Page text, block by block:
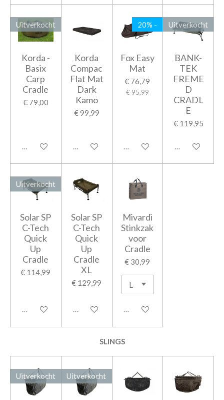
Uitverkocht
Korda -
Basix
Carp
Cradle
€ 79,00
Houd mij op de hoogte
Korda
Compac
Flat Mat
Dark
Kamo
€ 99,99
In winkelwagen
20% -
Fox Easy
Mat
€ 76,79
€ 95,99
In winkelwagen
Uitverkocht
BANK-
TEK
FREME
D
CRADL
E
€ 119,95
Houd mij op
Uitverkocht
Solar SP
C-Tech
Quick
Up
Cradle
€ 114,99
Houd mij op de hoogte
Solar SP
C-Tech
Quick
Up
Cradle
XL
€ 129,99
In winkelwagen
Mivardi
Stinkzak
voor
Cradle
€ 30,99
In winkelwagen
SLINGS
Uitverkocht Uitverkocht